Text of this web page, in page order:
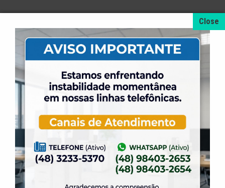
+ NOTÍCIAS
A promoção da taxa de adesão foi prorrogada
até dia 31 de Agosto.
31 de julho de 2026
Dia dos Pais é na ELASE, venha se divertir com
a gente.
Venha para a Feijoada na ELASE.